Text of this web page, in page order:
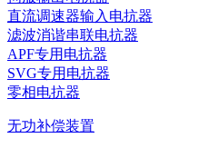
直流调速器输入电抗器
滤波消谐串联电抗器
APF专用电抗器
SVG专用电抗器
零相电抗器
无功补偿装置